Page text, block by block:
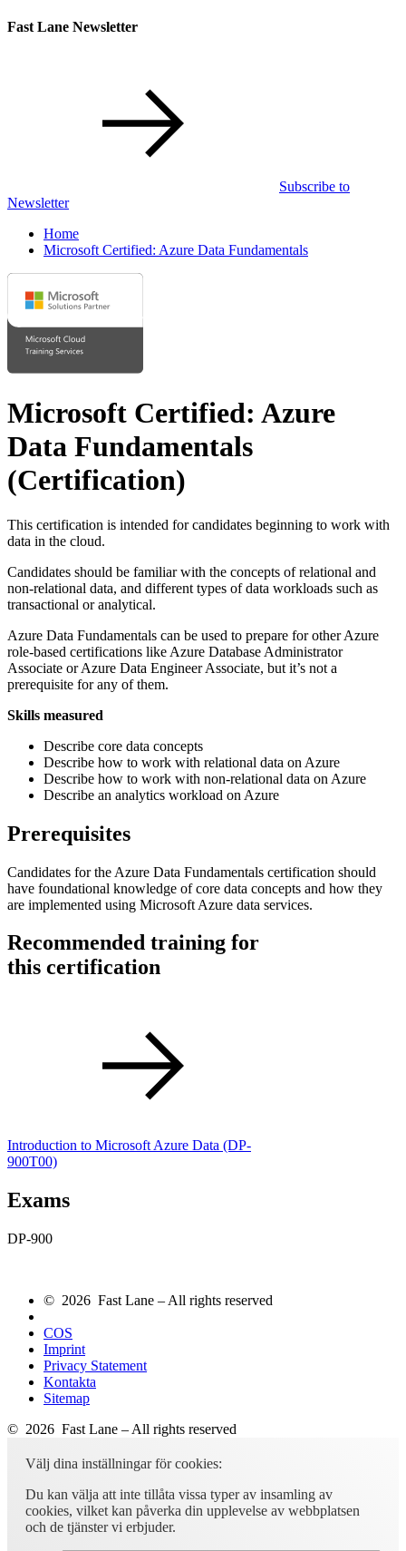
Fast Lane Newsletter
Subscribe to
Newsletter
Home
Microsoft Certified: Azure Data Fundamentals
Microsoft Certified: Azure
Data Fundamentals
(Certification)
This certification is intended for candidates beginning to work with
data in the cloud.
Candidates should be familiar with the concepts of relational and
non-relational data, and different types of data workloads such as
transactional or analytical.
Azure Data Fundamentals can be used to prepare for other Azure
role-based certifications like Azure Database Administrator
Associate or Azure Data Engineer Associate, but it’s not a
prerequisite for any of them.
Skills measured
Describe core data concepts
Describe how to work with relational data on Azure
Describe how to work with non-relational data on Azure
Describe an analytics workload on Azure
Prerequisites
Candidates for the Azure Data Fundamentals certification should
have foundational knowledge of core data concepts and how they
are implemented using Microsoft Azure data services.
Recommended training for
this certification
Introduction to Microsoft Azure Data (DP-
900T00)
Exams
DP-900
© 2026 Fast Lane – All rights reserved
COS
Imprint
Privacy Statement
Kontakta
Sitemap
© 2026 Fast Lane – All rights reserved
Välj dina inställningar för cookies:
Du kan välja att inte tillåta vissa typer av insamling av
cookies, vilket kan påverka din upplevelse av webbplatsen
och de tjänster vi erbjuder.